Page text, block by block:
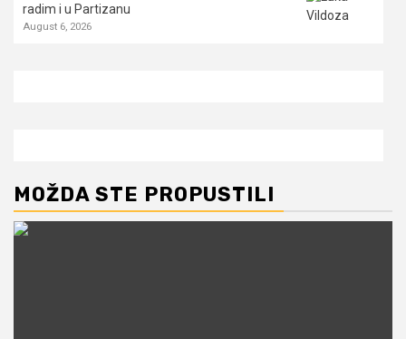
radim i u Partizanu
August 6, 2026
MOŽDA STE PROPUSTILI